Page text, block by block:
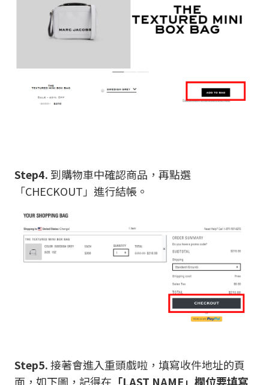
Step4. 到購物車中確認商品，再點選
「CHECKOUT」進行結帳。
Step5.接著會進入重頭戲啦，填寫收件地址的頁
面，如下圖，記得在 「LAST NAME」欄位要填寫